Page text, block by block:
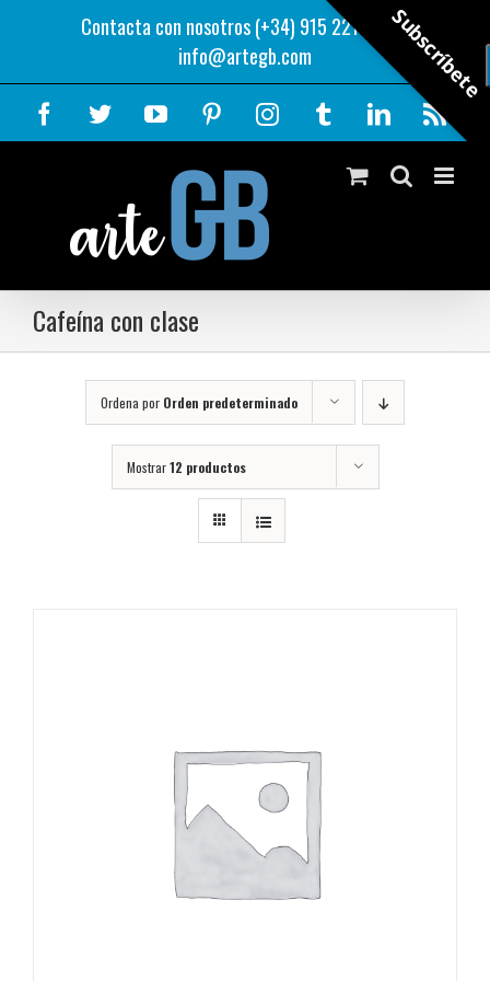
contenido
Contacta con nosotros (+34) 915 221 343 |
info@artegb.com
Facebook
TwitterYouTubePinterestInstagramTumblrLinkedIn
Cafeína con clase
Ordena por Orden predeterminado
Mostrar12 productos
Subscríbete